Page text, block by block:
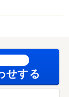
せする